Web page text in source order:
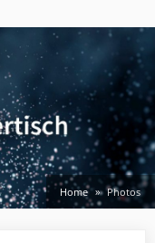
Home Photos